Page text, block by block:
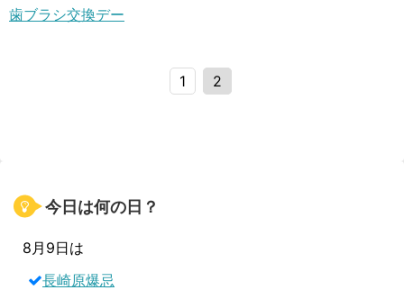
歯ブラシ交換デー
1 2
今日は何の日？
8月9日は
長崎原爆忌